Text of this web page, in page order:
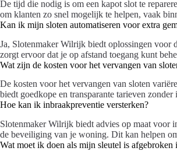
De tijd die nodig is om een kapot slot te
om klanten zo snel mogelijk te helpen, vaak
Kan ik mijn sloten automatiseren voor extra
Ja, Slotenmaker Wilrijk biedt oplossingen voor
zorgt ervoor dat je op afstand toegang kunt
Wat zijn de kosten voor het vervangen van
De kosten voor het vervangen van sloten
biedt goedkope en transparante tarieven
Hoe kan ik inbraakpreventie versterken?
Slotenmaker Wilrijk biedt advies op maat voor
de beveiliging van je woning. Dit kan helpen
Wat moet ik doen als mijn sleutel is afgebroken